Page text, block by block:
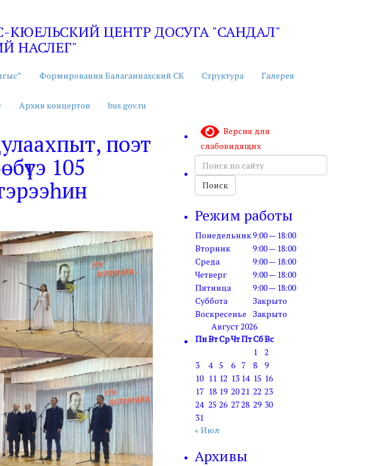
ЦЕНТР ДОСУГА "САНДАЛ"
НАСЛЕГ"
Формирования Балаганнахский СК Структура Галерея
Архив концертов bus.gov.ru
поэт
105
Версия для
слабовидящих
Поиск
по
сайту
Поиск
Режим работы
Понедельник9:00 — 18:00
Вторник
9:00 — 18:00
Среда
9:00 — 18:00
Четверг
9:00 — 18:00
Пятница
9:00 — 18:00
Суббота
Закрыто
Воскресенье
Закрыто
Август 2026
ПнВтСрЧтПтСбВс
1
2
3
4 5 6 7 8
9
10 11 12 13 14 15 16
17 18 19 2021 22 23
24 25 26 2728 29 30
31
« Июл
Архивы